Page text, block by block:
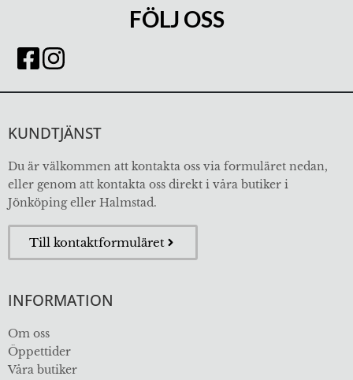
FÖLJ OSS
KUNDTJÄNST
Du är välkommen att kontakta oss via formuläret nedan,
eller genom att kontakta oss direkt i våra butiker i
Jönköping eller Halmstad.
Till kontaktformuläret
INFORMATION
Om oss
Öppettider
Våra butiker